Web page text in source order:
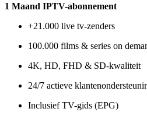
1 Maand IPTV-abonnement
+21.000 live tv-zenders
100.000 films & series on
4K, HD, FHD & SD-kwaliteit
24/7 actieve
Inclusief TV-gids (EPG)